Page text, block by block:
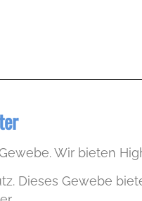
Wir bieten
Dieses Gewebe